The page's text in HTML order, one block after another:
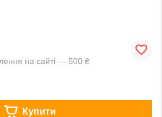
на сайті — 500 ₴
Купити